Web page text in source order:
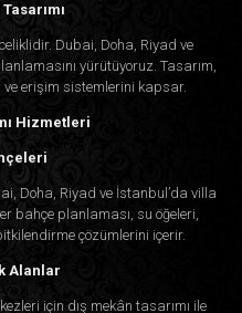
Dubai, Doha, Riyad ve
yürütüyoruz. Tasarım,
erişim sistemlerini kapsar.
Hizmetleri
Doha, Riyad ve İstanbul’da villa
bahçe planlaması, su öğeleri,
çözümlerini içerir.
Alanlar
için dış mekân tasarımı ile